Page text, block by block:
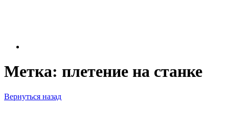
Метка: плетение на станке
Вернуться назад